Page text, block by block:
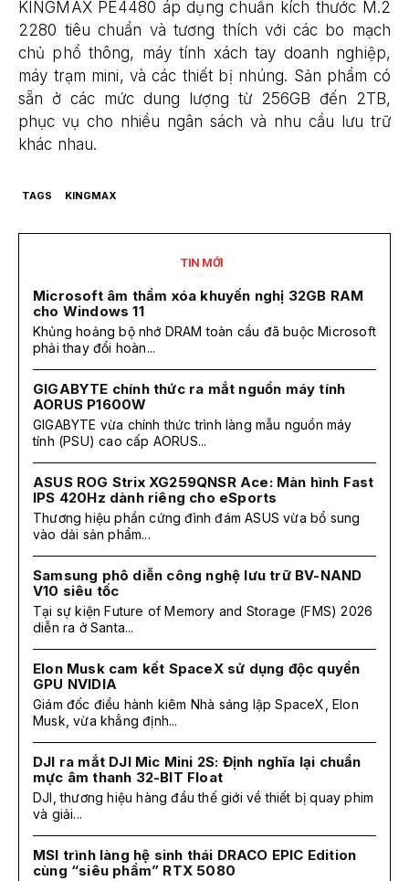
KINGMAX PE4480 áp dụng chuẩn kích thước M.2
2280 tiêu chuẩn và tương thích với các bo mạch
chủ phổ thông, máy tính xách tay doanh nghiệp,
máy trạm mini, và các thiết bị nhúng. Sản phẩm có
sẵn ở các mức dung lượng từ 256GB đến 2TB,
phục vụ cho nhiều ngân sách và nhu cầu lưu trữ
khác nhau.
TAGS KINGMAX
TIN MỚI
Microsoft âm thầm xóa khuyến nghị 32GB RAM
cho Windows 11
Khủng hoảng bộ nhớ DRAM toàn cầu đã buộc Microsoft
phải thay đổi hoàn...
GIGABYTE chính thức ra mắt nguồn máy tính
AORUS P1600W
GIGABYTE vừa chính thức trình làng mẫu nguồn máy
tính (PSU) cao cấp AORUS...
ASUS ROG Strix XG259QNSR Ace: Màn hình Fast
IPS 420Hz dành riêng cho eSports
Thương hiệu phần cứng đình đám ASUS vừa bổ sung
vào dải sản phẩm...
Samsung phô diễn công nghệ lưu trữ BV-NAND
V10 siêu tốc
Tại sự kiện Future of Memory and Storage (FMS) 2026
diễn ra ở Santa...
Elon Musk cam kết SpaceX sử dụng độc quyền
GPU NVIDIA
Giám đốc điều hành kiêm Nhà sáng lập SpaceX, Elon
Musk, vừa khẳng định...
DJI ra mắt DJI Mic Mini 2S: Định nghĩa lại chuẩn
mực âm thanh 32-BIT Float
DJI, thương hiệu hàng đầu thế giới về thiết bị quay phim
và giải...
MSI trình làng hệ sinh thái DRACO EPIC Edition
cùng “siêu phẩm” RTX 5080